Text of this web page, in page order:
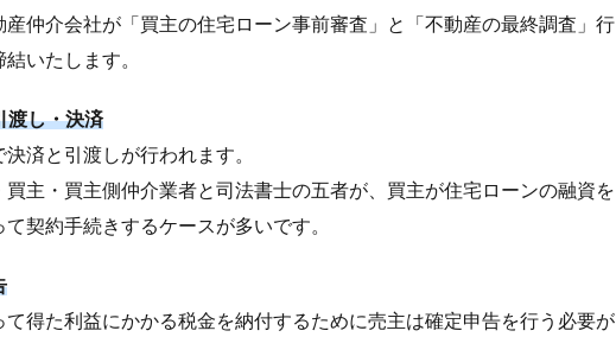
仲介会社が「買主の住宅ローン事前審査」と「不動産の最終調査」行
いたします。
渡し・決済
済と引渡しが行われます。
主・買主側仲介業者と司法書士の五者が、買主が住宅ローンの融資を
契約手続きするケースが多いです。
得た利益にかかる税金を納付するために売主は確定申告を行う必要が